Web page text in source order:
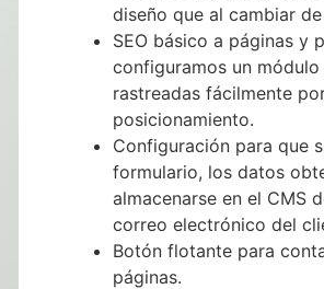
diseño que al cambiar
SEO básico a páginas y
configuramos un
rastreadas fácilmente
posicionamiento.
Configuración para que
formulario, los datos
almacenarse en el CMS
correo electrónico del
Botón flotante para
páginas.